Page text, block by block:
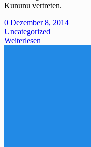
Kununu vertreten.
0 Dezember 8, 2014
Uncategorized
Weiterlesen